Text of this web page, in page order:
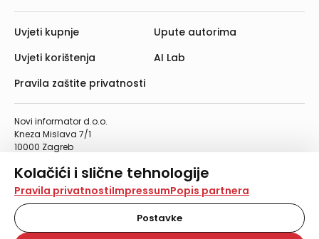
Kolačići i slične tehnologije
Na našoj web stranici koristimo kolačiće i slične
tehnologije za pohranu, čitanje i obradu informacija na
vašem uređaju. Time poboljšavamo korisničko iskustvo,
analiziramo promet na stranici te prikazujemo sadržaje i
Pravila privatnostiImpressumPopis partnera
Postavke
Novi informator d.o.o.
Kneza Mislava 7/1
10000 Zagreb
Telefaks: 01/4612-553
info@informator.hr
PRATITE NAS:
Uvjeti kupnje
Uvjeti korištenja
Pravila zaštite privatnosti
Upute autorima
AI Lab